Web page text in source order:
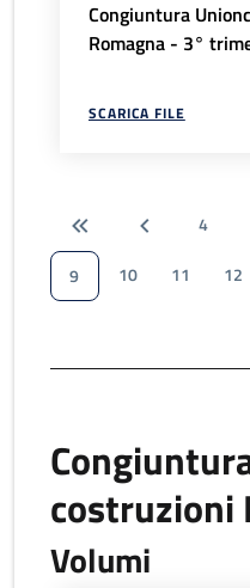
Congiuntura
Romagna - 3°
SCARICA FILE
4
9
10 11 12
costruzioni
Volumi